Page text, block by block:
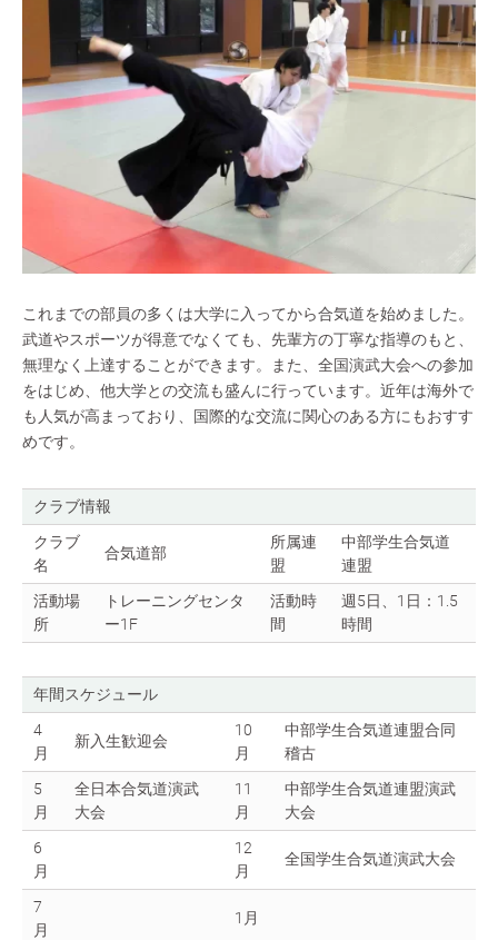
これまでの部員の多くは大学に入ってから合気道を始めました。
武道やスポーツが得意でなくても、先輩方の丁寧な指導のもと、
無理なく上達することができます。また、全国演武大会への参加
をはじめ、他大学との交流も盛んに行っています。近年は海外で
も人気が高まっており、国際的な交流に関心のある方にもおすす
めです。
クラブ情報
クラブ
名
合気道部
所属連
盟
中部学生合気道
連盟
活動場
所
トレーニングセンタ
ー1F
活動時
間
週5日、1日：1.5
時間
年間スケジュール
4
月
新入生歓迎会
10
月
中部学生合気道連盟合同
稽古
5
月
全日本合気道演武
大会
11
月
中部学生合気道連盟演武
大会
6
月
12
月
全国学生合気道演武大会
7
月
1月